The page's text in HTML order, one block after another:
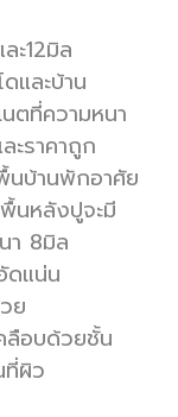
ะ12มิล
และบ้าน
ตที่ความหนา
ะราคาถูก
นบ้านพักอาศัย
นหลังปูจะมี
า 8มิล
ดแน่น
ย
ลือบด้วยชั้น
ผิว